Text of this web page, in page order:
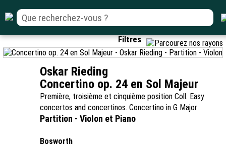
Filtres
Oskar Rieding
Concertino op. 24 en Sol Majeur
Première, troisième et cinquième position Coll. Easy
concertos and concertinos. Concertino in G Major
Partition - Violon et Piano
Bosworth